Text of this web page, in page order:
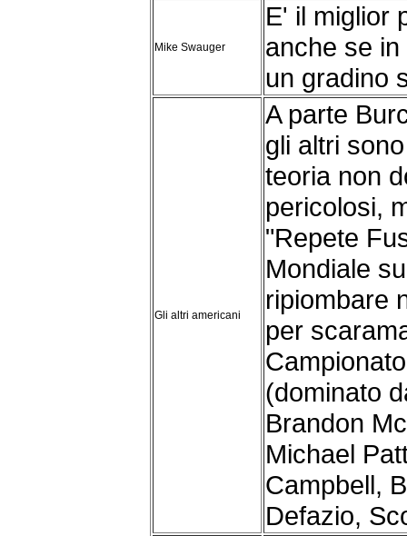
Mike Swauger
E' il miglior
anche se
un gradino
Gli altri americani
A parte
gli altri
teoria non
pericolosi,
"Repete
Mondiale
ripiombare
per
(dominato
Brandon
Michael
Campbell,
Defazio,